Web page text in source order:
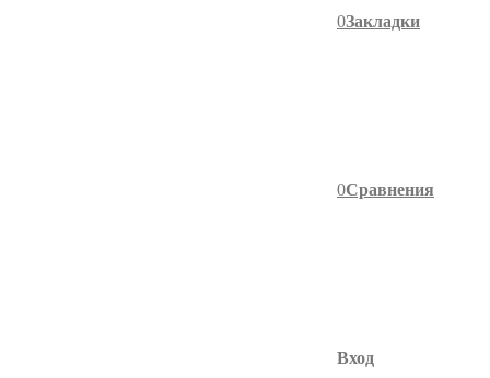
0Закладки
0Сравнения
Вход